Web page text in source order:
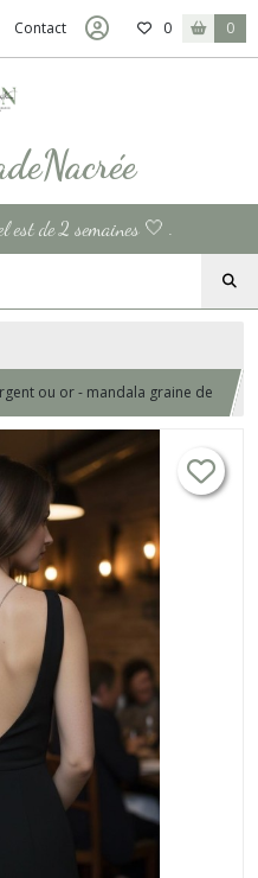
Contact 0 0
est de 2 semaines 🤍 .
ou or - mandala graine de
pour la mariée.